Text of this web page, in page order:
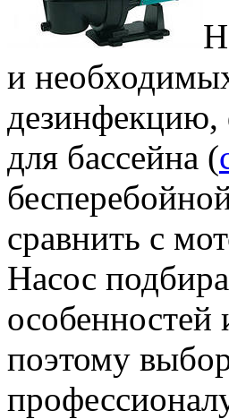
и
дезинфекцию,
для бассейна (
сравнить с
Насос
особенностей
поэтому